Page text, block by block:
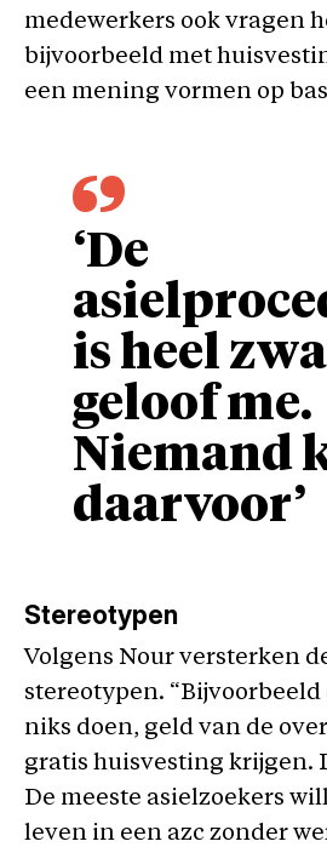
medewerkers ook vragen
bijvoorbeeld met
een mening vormen op
‘De
is heel
geloof me.
Niemand
daarvoor’
Stereotypen
Volgens Nour versterken
stereotypen. “Bijvoorbeeld
niks doen, geld van de
gratis huisvesting krijgen.
De meeste asielzoekers
leven in een azc zonder